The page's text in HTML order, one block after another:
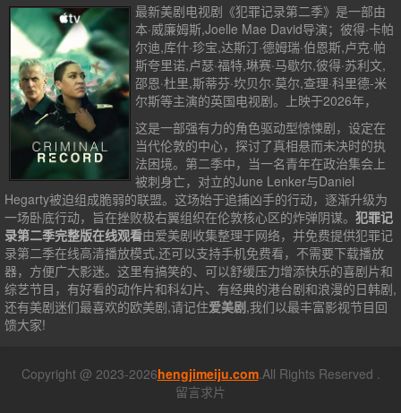
最新美剧电视剧《犯罪记录第二季》是一部由
本·威廉姆斯,Joelle Mae David导演；彼得·卡帕
尔迪,库什·珍宝,达斯汀·德姆瑞·伯恩斯,卢克·帕
斯夸里诺,卢瑟·福特,琳赛·马歇尔,彼得·苏利文,
邵恩·杜里,斯蒂芬·坎贝尔·莫尔,查理·科里德-米
尔斯等主演的英国电视剧。上映于2026年，
这是一部强有力的角色驱动型惊悚剧，设定在
当代伦敦的中心，探讨了真相悬而未决时的执
法困境。第二季中，当一名青年在政治集会上
被刺身亡，对立的June Lenker与Daniel
Hegarty被迫组成脆弱的联盟。这场始于追捕凶手的行动，逐渐升级为
一场卧底行动，旨在挫败极右翼组织在伦敦核心区的炸弹阴谋。 犯罪记
录第二季完整版在线观看由爱美剧收集整理于网络，并免费提供犯罪记
录第二季在线高清播放模式,还可以支持手机免费看，不需要下载播放
器，方便广大影迷。这里有搞笑的、可以舒缓压力增添快乐的喜剧片和
综艺节目，有好看的动作片和科幻片、有经典的港台剧和浪漫的日韩剧,
还有美剧迷们最喜欢的欧美剧,请记住爱美剧,我们以最丰富影视节目回
馈大家!
Copyright @ 2023-2026hengjimeiju.com.All Rights Reserved .
留言求片